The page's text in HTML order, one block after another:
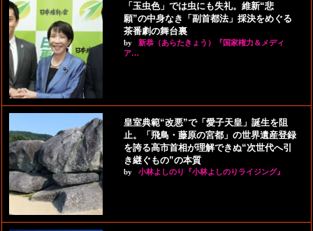
「玉虫色」では虫にも失礼。維新“悲
願”の中身なき「副首都法」採決をめぐる
茶番劇の舞台裏
by
新恭（あらたきょう）『国家権力＆メディ
ア…
皇室典範“改悪”で「愛子天皇」誕生を阻
止。「飛鳥・藤原の宮都」の世界遺産登録
を誇る高市首相が理解できぬ“次世代へ引
き継ぐもの”の本質
by 小林よしのり『小林よしのりライジング』